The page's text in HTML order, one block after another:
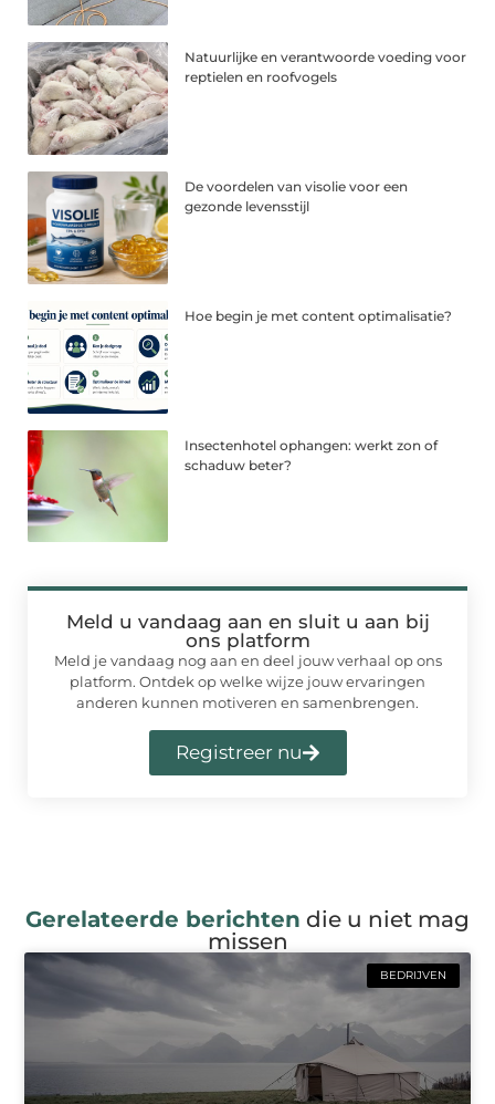
Natuurlijke en verantwoorde voeding voor
reptielen en roofvogels
De voordelen van visolie voor een
gezonde levensstijl
Hoe begin je met content optimalisatie?
Insectenhotel ophangen: werkt zon of
schaduw beter?
Meld u vandaag aan en sluit u aan bij
ons platform
Meld je vandaag nog aan en deel jouw verhaal op ons
platform. Ontdek op welke wijze jouw ervaringen
anderen kunnen motiveren en samenbrengen.
Registreer nu
Gerelateerde berichten die u niet mag
missen
BEDRIJVEN